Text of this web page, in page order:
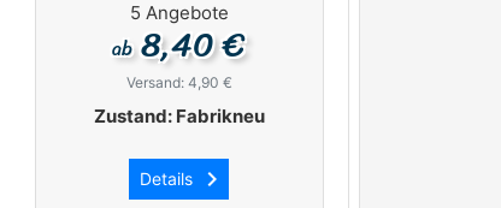
5 Angebote
ab8,40 €
Versand: 4,90 €
Zustand: Fabrikneu
Details keyboard_arrow_right